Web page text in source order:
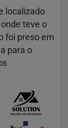
localizado
teve o
foi preso em
para o